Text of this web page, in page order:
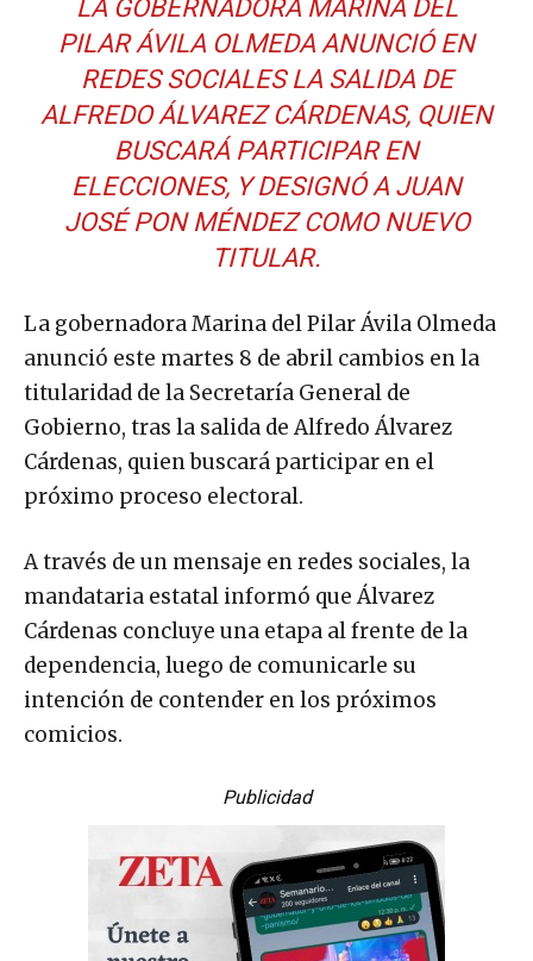
LA GOBERNADORA MARINA DEL
PILAR ÁVILA OLMEDA ANUNCIÓ EN
REDES SOCIALES LA SALIDA DE
ALFREDO ÁLVAREZ CÁRDENAS, QUIEN
BUSCARÁ PARTICIPAR EN
ELECCIONES, Y DESIGNÓ A JUAN
JOSÉ PON MÉNDEZ COMO NUEVO
TITULAR.
La gobernadora Marina del Pilar Ávila Olmeda
anunció este martes 8 de abril cambios en la
titularidad de la Secretaría General de
Gobierno, tras la salida de Alfredo Álvarez
Cárdenas, quien buscará participar en el
próximo proceso electoral.
A través de un mensaje en redes sociales, la
mandataria estatal informó que Álvarez
Cárdenas concluye una etapa al frente de la
dependencia, luego de comunicarle su
intención de contender en los próximos
comicios.
Publicidad